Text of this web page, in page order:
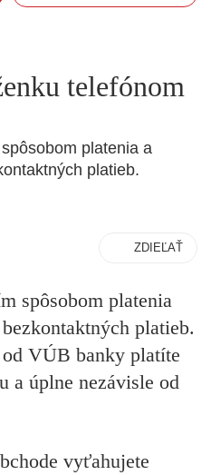
telefónom
platenia a
platieb.
ZDIEĽAŤ
spôsobom platenia
platieb.
VÚB banky platíte
a úplne nezávisle od
vyťahujete